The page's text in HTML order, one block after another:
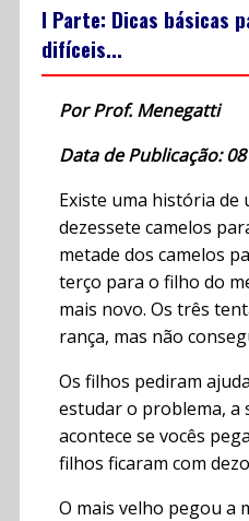
I Parte: Dicas básicas
difíceis...
Por Prof. Menegatti
Data de Publicação:
Existe uma história de
dezessete ca­melos
metade dos camelos
terço para o filho do
mais novo. Os três
rança, mas não
Os filhos pediram
estudar o problema, a
acontece se vocês
filhos ficaram com
O mais velho pegou a